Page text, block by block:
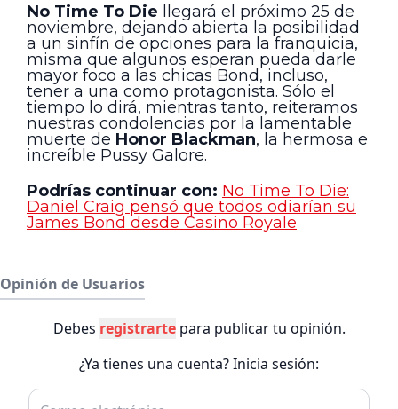
No Time To Die llegará el próximo 25 de
noviembre, dejando abierta la posibilidad
a un sinfín de opciones para la franquicia,
misma que algunos esperan pueda darle
mayor foco a las chicas Bond, incluso,
tener a una como protagonista. Sólo el
tiempo lo dirá, mientras tanto, reiteramos
nuestras condolencias por la lamentable
muerte de Honor Blackman, la hermosa e
increíble Pussy Galore.
Podrías continuar con: No Time To Die:
Daniel Craig pensó que todos odiarían su
James Bond desde Casino Royale
Opinión de Usuarios
Debes registrartepara publicar tu opinión.
¿Ya tienes una cuenta? Inicia sesión: